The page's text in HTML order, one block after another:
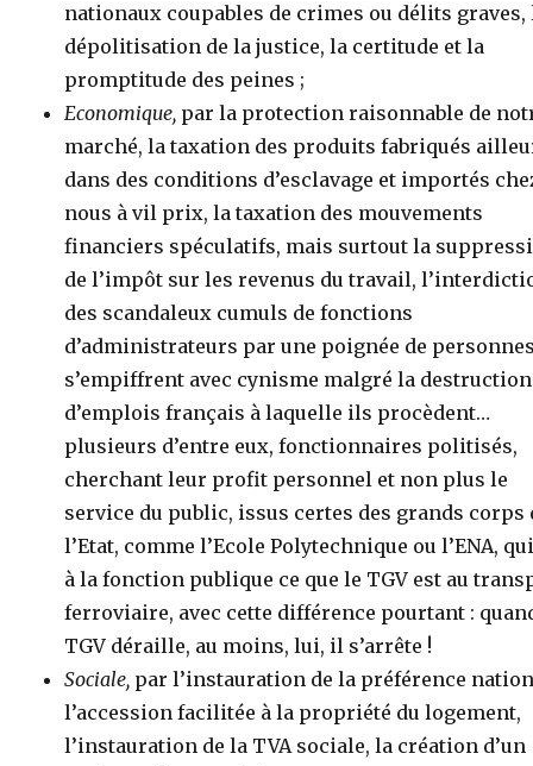
nationaux coupables de crimes ou délits graves,
dépolitisation de la justice, la certitude et la
promptitude des peines ;
Economique, par la protection raisonnable de
marché, la taxation des produits fabriqués
dans des conditions d’esclavage et importés
nous à vil prix, la taxation des mouvements
financiers spéculatifs, mais surtout la
de l’impôt sur les revenus du travail,
des scandaleux cumuls de fonctions
d’administrateurs par une poignée de
s’empiffrent avec cynisme malgré la destruction
d’emplois français à laquelle ils procèdent…
plusieurs d’entre eux, fonctionnaires politisés,
cherchant leur profit personnel et non plus le
service du public, issus certes des grands corps
l’Etat, comme l’Ecole Polytechnique ou l’ENA,
à la fonction publique ce que le TGV est au
ferroviaire, avec cette différence pourtant :
TGV déraille, au moins, lui, il s’arrête !
Sociale, par l’instauration de la préférence
l’accession facilitée à la propriété du logement,
l’instauration de la TVA sociale, la création d’un